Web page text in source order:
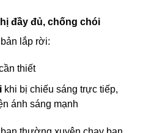
đầy đủ, chống chói
lắp rời:
thiết
khi bị chiếu sáng trực tiếp,
ánh sáng mạnh